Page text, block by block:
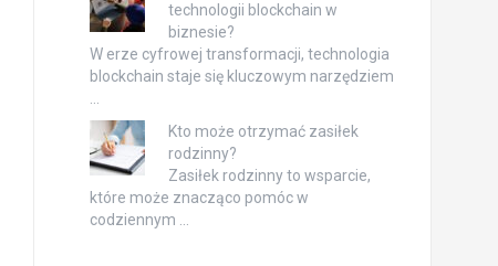
technologii blockchain w
biznesie?
W erze cyfrowej transformacji, technologia
blockchain staje się kluczowym narzędziem
Kto może otrzymać zasiłek
rodzinny?
Zasiłek rodzinny to wsparcie,
które może znacząco pomóc w
codziennym …